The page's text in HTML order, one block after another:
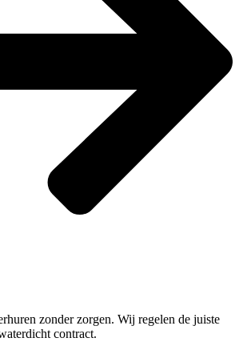
zonder zorgen. Wij regelen de juiste
contract.